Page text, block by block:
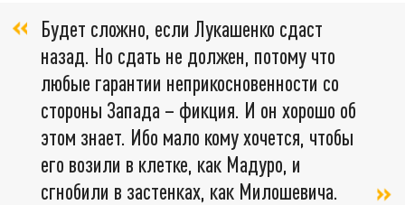
Будет сложно, если Лукашенко сдаст
назад. Но сдать не должен, потому что
любые гарантии неприкосновенности со
стороны Запада – фикция. И он хорошо об
этом знает. Ибо мало кому хочется, чтобы
его возили в клетке, как Мадуро, и
сгнобили в застенках, как Милошевича.